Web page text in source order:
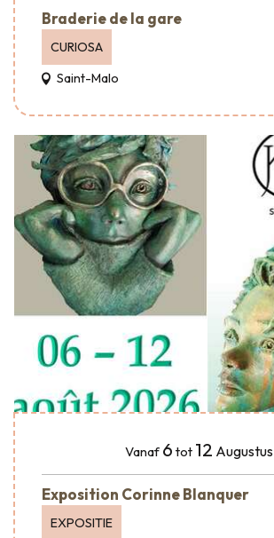
Braderie de la gare
CURIOSA
Saint-Malo
Vanaf 6 tot 12 Augustus
Exposition Corinne Blanquer
EXPOSITIE